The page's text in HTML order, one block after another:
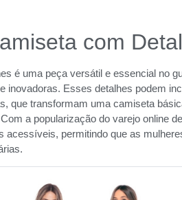
com
é uma peça versátil e essencial no
inovadoras. Esses detalhes podem
que transformam uma camiseta
a popularização do varejo online
acessíveis, permitindo que as